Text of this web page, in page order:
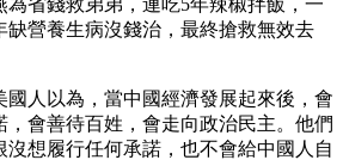
缺營養生病沒錢治，最終搶救無效去
國人以為，當中國經濟發展起來後，會
會善待百姓，會走向政治民主。他們
想履行任何承諾，也不會給中國人自